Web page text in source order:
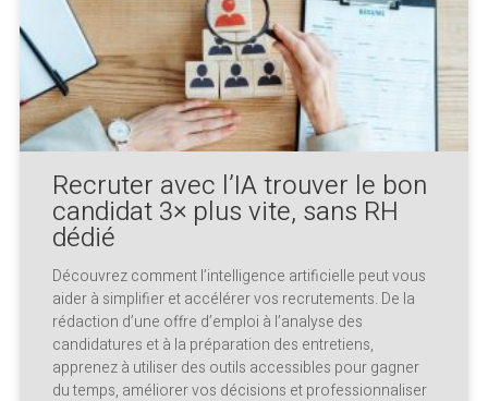
Recruter avec l’IA trouver le bon
candidat 3× plus vite, sans RH
dédié
Découvrez comment l’intelligence artificielle peut vous
aider à simplifier et accélérer vos recrutements. De la
rédaction d’une offre d’emploi à l’analyse des
candidatures et à la préparation des entretiens,
apprenez à utiliser des outils accessibles pour gagner
du temps, améliorer vos décisions et professionnaliser